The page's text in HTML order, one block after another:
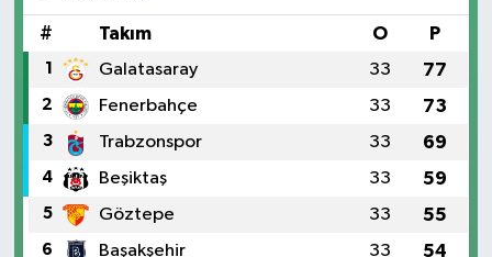
# Takım O P
1 Galatasaray 33 77
2 Fenerbahçe 33 73
3 Trabzonspor 33 69
4 Beşiktaş 33 59
5 Göztepe 33 55
6 Başakşehir 33 54